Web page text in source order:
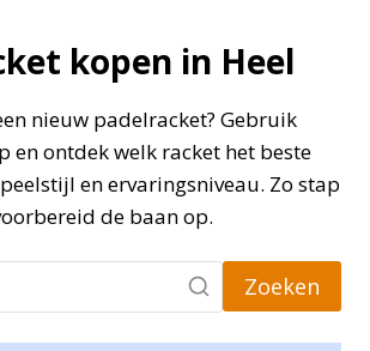
kopen in Heel
nieuw padelracket? Gebruik
en ontdek welk racket het beste
en ervaringsniveau. Zo stap
de baan op.
Zoeken